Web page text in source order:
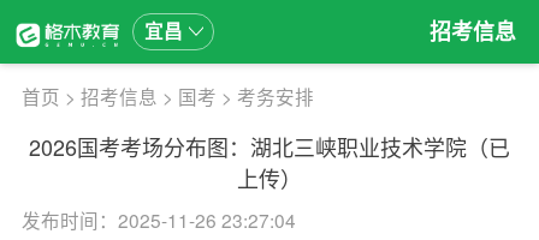
宜昌 招考信息
首页 > 招考信息 > 国考 > 考务安排
2026国考考场分布图：湖北三峡职业技术学院（已
上传）
发布时间：2025-11-26 23:27:04